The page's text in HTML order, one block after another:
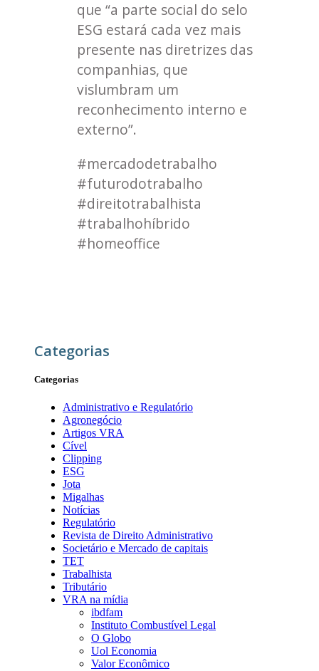
que “a parte social do selo
ESG estará cada vez mais
presente nas diretrizes das
companhias, que
vislumbram um
reconhecimento interno e
externo”.
#mercadodetrabalho
#futurodotrabalho
#direitotrabalhista
#trabalhohíbrido
#homeoffice
Categorias
Categorias
Administrativo e Regulatório
Agronegócio
Artigos VRA
Cível
Clipping
ESG
Jota
Migalhas
Notícias
Regulatório
Revista de Direito Administrativo
Societário e Mercado de capitais
TET
Trabalhista
Tributário
VRA na mídia
ibdfam
Instituto Combustível Legal
O Globo
Uol Economia
Valor Econômico